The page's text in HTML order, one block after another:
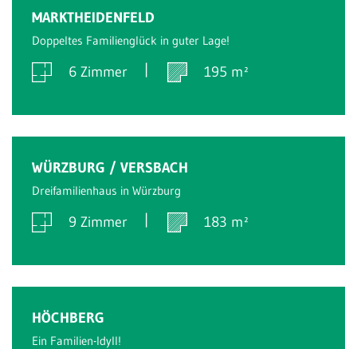
MARKTHEIDENFELD
Doppeltes Familienglück in guter Lage!
6 Zimmer 195 m²
WÜRZBURG / VERSBACH
Dreifamilienhaus in Würzburg
9 Zimmer 183 m²
HÖCHBERG
Ein Familien-Idyll!